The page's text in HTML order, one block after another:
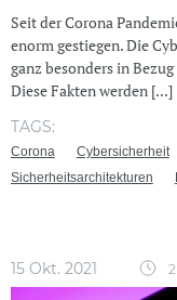
Seit der Corona
enorm gestiegen. Die
ganz besonders in
Diese Fakten werden [...]
TAGS:
Corona Cybersicherheit
Sicherheitsarchitekturen
15 Okt. 2021